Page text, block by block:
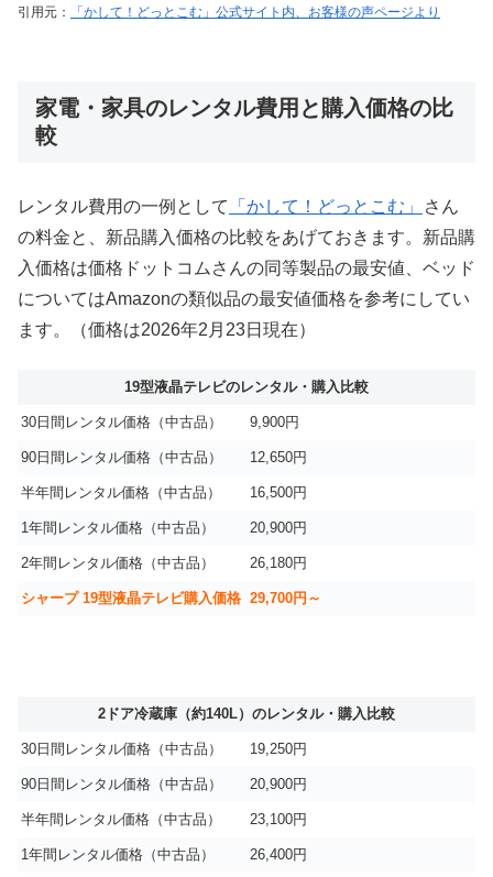
引用元： 「かして！どっとこむ」公式サイト内、お客様の声ページより
家電・家具のレンタル費用と購入価格の比
較
レンタル費用の一例として 「かして！どっとこむ」
さん
の料金と、新品購入価格の比較をあげておきます。新品購
入価格は価格ドットコムさんの同等製品の最安値、ベッド
についてはAmazonの類似品の最安値価格を参考にしてい
ます。（価格は2026年2月23日現在）
19型液晶テレビのレンタル・購入比較
30日間レンタル価格（中古品） 9,900円
90日間レンタル価格（中古品） 12,650円
半年間レンタル価格（中古品） 16,500円
1年間レンタル価格（中古品） 20,900円
2年間レンタル価格（中古品） 26,180円
シャープ 19型液晶テレビ購入価格 29,700円～
2ドア冷蔵庫（約140L）のレンタル・購入比較
30日間レンタル価格（中古品） 19,250円
90日間レンタル価格（中古品） 20,900円
半年間レンタル価格（中古品） 23,100円
1年間レンタル価格（中古品） 26,400円